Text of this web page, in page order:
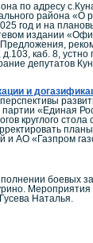
по адресу
района «О
год и на
издании
каб. 8,
депутатов
и
«Единая
круглого
и АО «Газпром
боевых
Мероприятия
Наталья.